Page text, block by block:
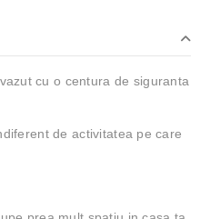
cu o centura de siguranta
de activitatea pe care